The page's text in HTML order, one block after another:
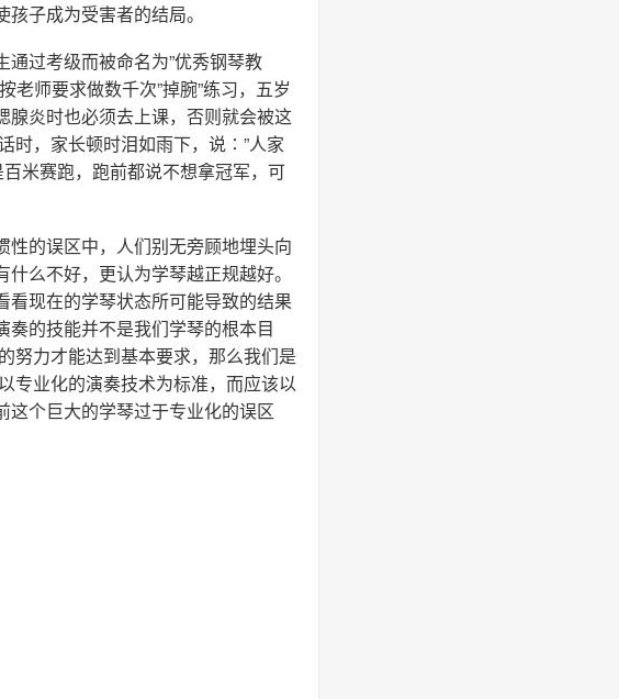
子成为受害者的结局。
过考级而被命名为”优秀钢琴教
老师要求做数千次”掉腕”练习，五岁
腺炎时也必须去上课，否则就会被这
时，家长顿时泪如雨下，说∶”人家
米赛跑，跑前都说不想拿冠军，可
的误区中，人们别无旁顾地埋头向
么不好，更认为学琴越正规越好。
现在的学琴状态所可能导致的结果
的技能并不是我们学琴的根本目
努力才能达到基本要求，那么我们是
专业化的演奏技术为标准，而应该以
个巨大的学琴过于专业化的误区